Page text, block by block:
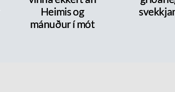
Heimis og
mánuður í mót